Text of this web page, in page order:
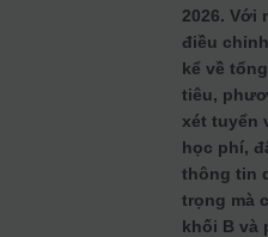
2026. Với
điều
kể về
tiêu,
xét tuyển
học phí,
thông tin
trọng mà
khối B và